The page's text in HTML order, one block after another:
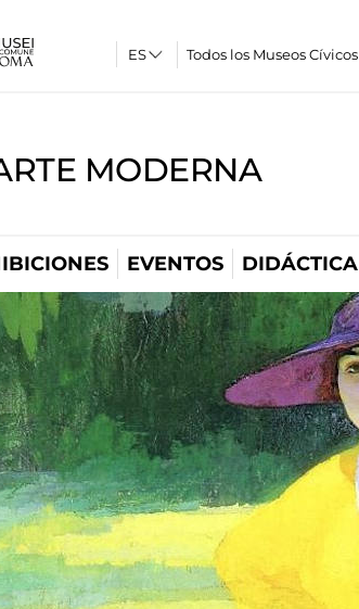
Todos los Museos Cívicos
MODERNA
EVENTOS DIDÁCTICA